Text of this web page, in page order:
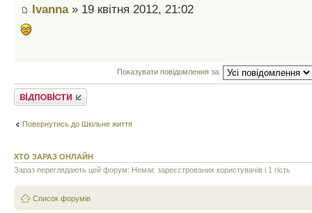
Ivanna» 19 квітня 2012, 21:02
Показувати повідомлення за:
Відповісти
Повернутись до Шкільне життя
ХТО ЗАРАЗ ОНЛАЙН
Зараз переглядають цей форум: Немає зареєстрованих користувачів і 1 гість
Список форумів